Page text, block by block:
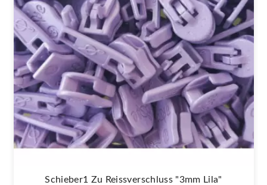
Schieber1 Zu Reissverschluss "3mm Lila"